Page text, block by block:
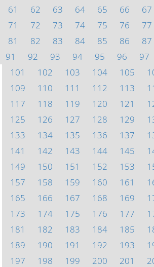
61
62 63 64 65 66 67
71
72 73 74 75 76 77
81
82 83 84 85 86 87
91
92 93 94 95 96 97
101
102 103 104 105
109
110 111 112 113
117
118 119 120 121
125
126 127 128 129
133
134 135 136 137
141
142 143 144 145
149
150 151 152 153
157
158 159 160 161
165
166 167 168 169
173
174 175 176 177
181
182 183 184 185
189
190 191 192 193
197
198 199 200 201